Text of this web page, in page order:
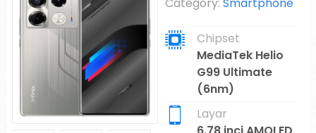
Chipset
MediaTek Helio
G99 Ultimate
(6nm)
Layar